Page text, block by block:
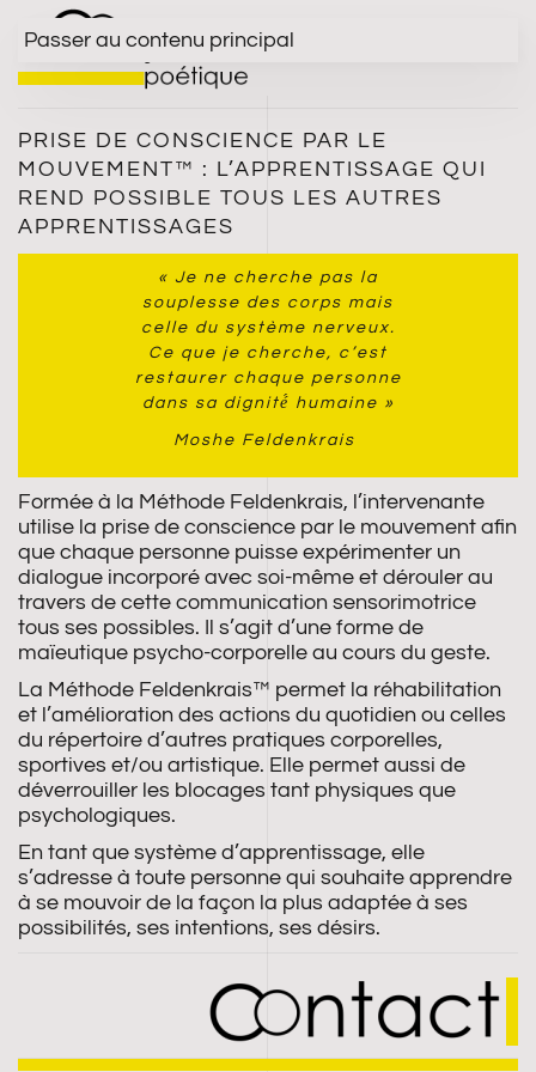
Passer au contenu principal
PRISE DE CONSCIENCE PAR LE
MOUVEMENT™ : L’APPRENTISSAGE QUI
REND POSSIBLE TOUS LES AUTRES
APPRENTISSAGES
« Je ne cherche pas la
souplesse des corps mais
celle du système nerveux.
Ce que je cherche, c’est
restaurer chaque personne
dans sa dignité́ humaine »
Moshe Feldenkrais
Formée à la Méthode Feldenkrais, l’intervenante
utilise la prise de conscience par le mouvement afin
que chaque personne puisse expérimenter un
dialogue incorporé avec soi-même et dérouler au
travers de cette communication sensorimotrice
tous ses possibles. Il s’agit d’une forme de
maïeutique psycho-corporelle au cours du geste.
La Méthode Feldenkrais™ permet la réhabilitation
et l’amélioration des actions du quotidien ou celles
du répertoire d’autres pratiques corporelles,
sportives et/ou artistique. Elle permet aussi de
déverrouiller les blocages tant physiques que
psychologiques.
En tant que système d’apprentissage, elle
s’adresse à toute personne qui souhaite apprendre
à se mouvoir de la façon la plus adaptée à ses
possibilités, ses intentions, ses désirs.